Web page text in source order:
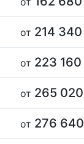
от 214 340
от 223 160
от 265 020
от 276 640